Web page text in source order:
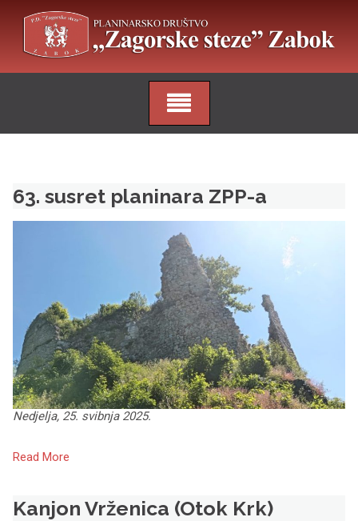
63. susret planinara ZPP-a
Nedjelja, 25. svibnja 2025.
Read More
Kanjon Vrženica (Otok Krk)